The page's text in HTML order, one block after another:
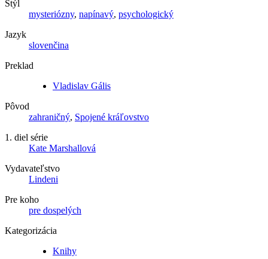
Štýl
mysteriózny, napínavý, psychologický
Jazyk
slovenčina
Preklad
Vladislav Gális
Pôvod
zahraničný, Spojené kráľovstvo
1. diel série
Kate Marshallová
Vydavateľstvo
Lindeni
Pre koho
pre dospelých
Kategorizácia
Knihy